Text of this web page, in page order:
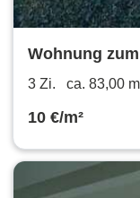
Wohnung
3 Zi. ca. 83,00
10 €/m²